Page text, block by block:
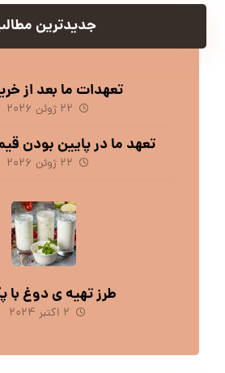
جدیدترین
تعهدات ما بعد از
۲۲ ژوئن ۲۰۲۶
تعهد ما در پایین بودن
۲۲ ژوئن ۲۰۲۶
طرز تهیه ی دوغ با
۲ اکتبر ۲۰۲۴